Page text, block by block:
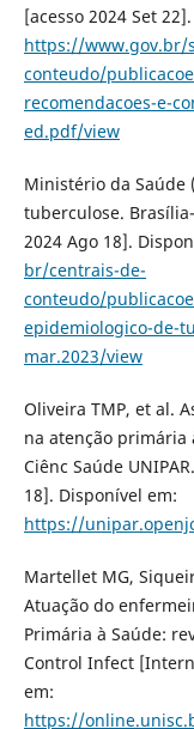
[acesso 2024 Set
https://www.gov.br/
conteudo/
recomendacoes-e-
ed.pdf/view
Ministério da Saúde
tuberculose.
2024 Ago 18].
br/centrais-de-
conteudo/
epidemiologico-de-
mar.2023/view
Oliveira TMP, et al.
na atenção primária
Ciênc Saúde
18]. Disponível em:
https://
Martellet MG,
Atuação do
Primária à Saúde:
Control Infect
em:
https://